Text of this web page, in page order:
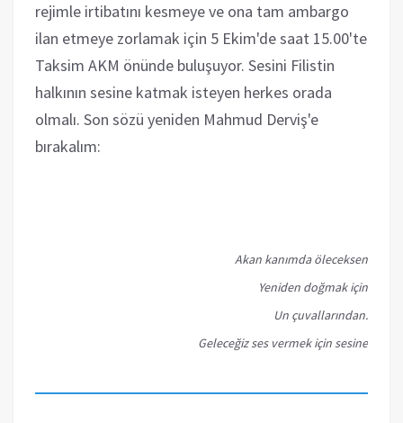
rejimle irtibatını kesmeye ve ona tam ambargo
ilan etmeye zorlamak için 5 Ekim'de saat 15.00'te
Taksim AKM önünde buluşuyor. Sesini Filistin
halkının sesine katmak isteyen herkes orada
olmalı. Son sözü yeniden Mahmud Derviş'e
bırakalım:
Akan kanımda öleceksen
Yeniden doğmak için
Un çuvallarından.
Geleceğiz ses vermek için sesine